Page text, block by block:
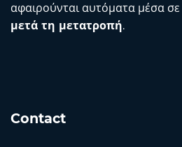
αφαιρούνται αυτόματα μέσα σε
μετά τη μετατροπή.
Contact